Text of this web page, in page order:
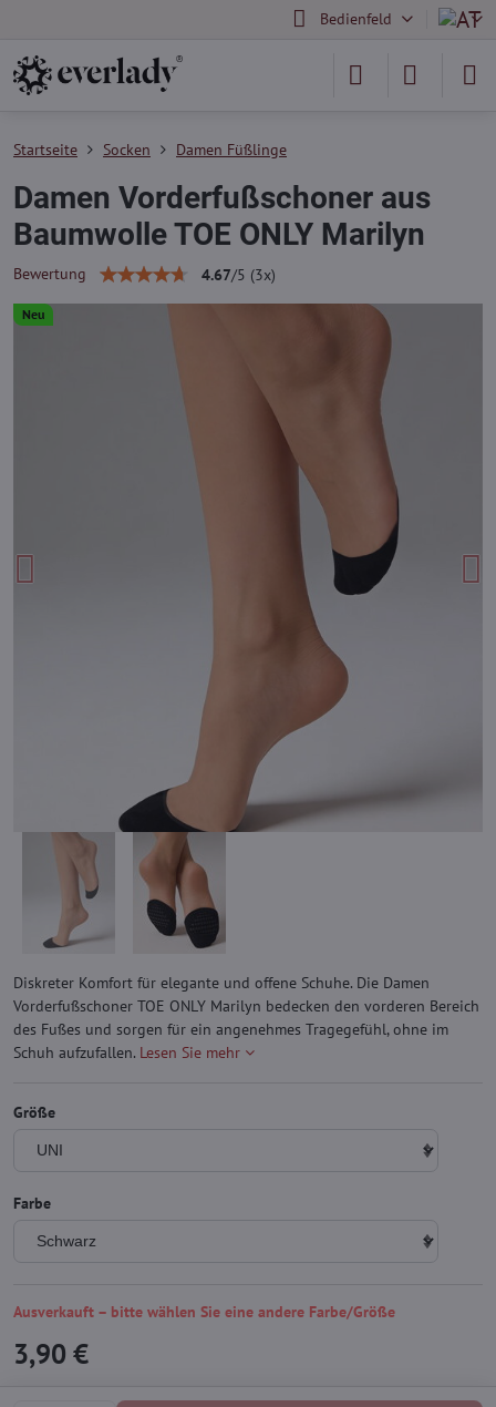
Bedienfeld
Neu
Startseite Socken Damen Füßlinge
Damen Vorderfußschoner aus
Baumwolle TOE ONLY Marilyn
Bewertung 4.67/5 (3x)
Diskreter Komfort für elegante und offene Schuhe. Die Damen
Vorderfußschoner TOE ONLY Marilyn bedecken den vorderen Bereich
des Fußes und sorgen für ein angenehmes Tragegefühl, ohne im
Schuh aufzufallen. Lesen Sie mehr
Größe
Farbe
Ausverkauft – bitte wählen Sie eine andere Farbe/Größe
3,90 €